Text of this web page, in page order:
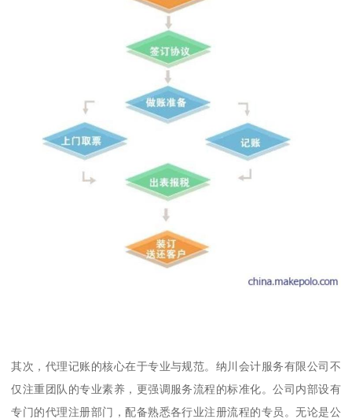
其次，代理记账的核心在于专业与规范。纳川会计服务有限公司不
仅注重团队的专业素养，更强调服务流程的标准化。公司内部设有
专门的代理注册部门，配备熟悉各行业注册流程的专员。无论是公